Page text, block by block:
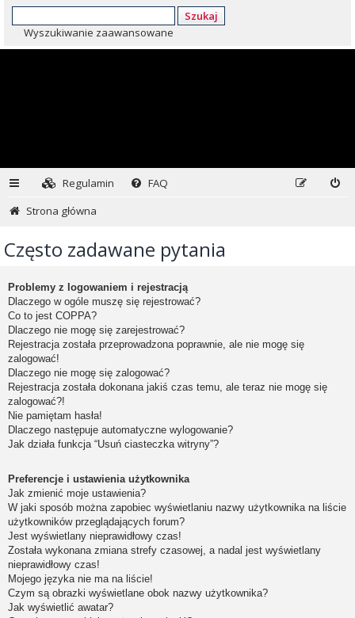
Szukaj
Wyszukiwanie zaawansowane
Regulamin
FAQ
Strona główna
Często zadawane pytania
Problemy z logowaniem i rejestracją
Dlaczego w ogóle muszę się rejestrować?
Co to jest COPPA?
Dlaczego nie mogę się zarejestrować?
Rejestracja została przeprowadzona poprawnie, ale nie mogę się
zalogować!
Dlaczego nie mogę się zalogować?
Rejestracja została dokonana jakiś czas temu, ale teraz nie mogę się
zalogować?!
Nie pamiętam hasła!
Dlaczego następuje automatyczne wylogowanie?
Jak działa funkcja “Usuń ciasteczka witryny”?
Preferencje i ustawienia użytkownika
Jak zmienić moje ustawienia?
W jaki sposób można zapobiec wyświetlaniu nazwy użytkownika na liście
użytkowników przeglądających forum?
Jest wyświetlany nieprawidłowy czas!
Została wykonana zmiana strefy czasowej, a nadal jest wyświetlany
nieprawidłowy czas!
Mojego języka nie ma na liście!
Czym są obrazki wyświetlane obok nazwy użytkownika?
Jak wyświetlić awatar?